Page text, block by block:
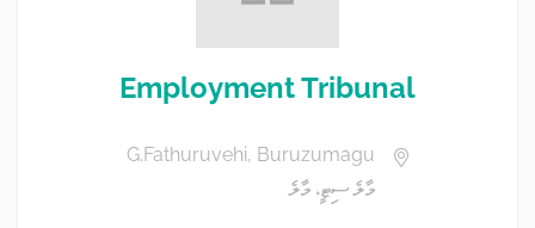
Employment Tribunal
G.Fathuruvehi, Buruzumagu
މާލެ ސިޓީ، މާލެ